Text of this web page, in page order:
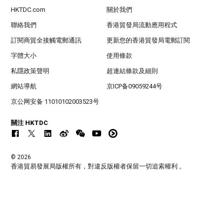
HKTDC.com 關於我們
聯絡我們 香港貿發局流動應用程式
訂閱商貿全接觸電郵通訊 更新您的香港貿發局電郵訂閱
字體大小 使用條款
私隱政策聲明 超連結條款及細則
網站導航 京ICP备09059244号
京公网安备 11010102003523号
關注 HKTDC
© 2026
香港貿易發展局版權所有，對違反版權者保留一切追索權利 。